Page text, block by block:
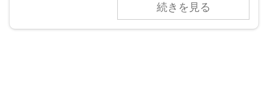
続きを見る